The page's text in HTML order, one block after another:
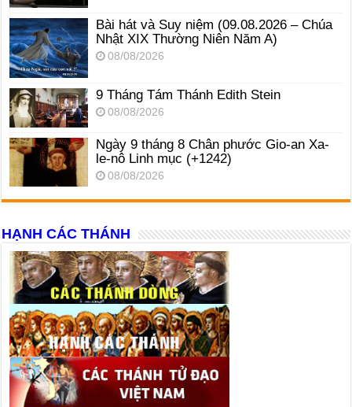
Bài hát và Suy niệm (09.08.2026 – Chúa
Nhật XIX Thường Niên Năm A)
08/08/2026
9 Tháng Tám Thánh Edith Stein
08/08/2026
Ngày 9 tháng 8 Chân phước Gio-an Xa-
le-nô Linh mục (+1242)
08/08/2026
HẠNH CÁC THÁNH